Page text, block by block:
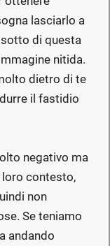
lasciarlo a
di questa
nitida.
dietro di te
il fastidio
negativo ma
contesto,
non
Se teniamo
andando